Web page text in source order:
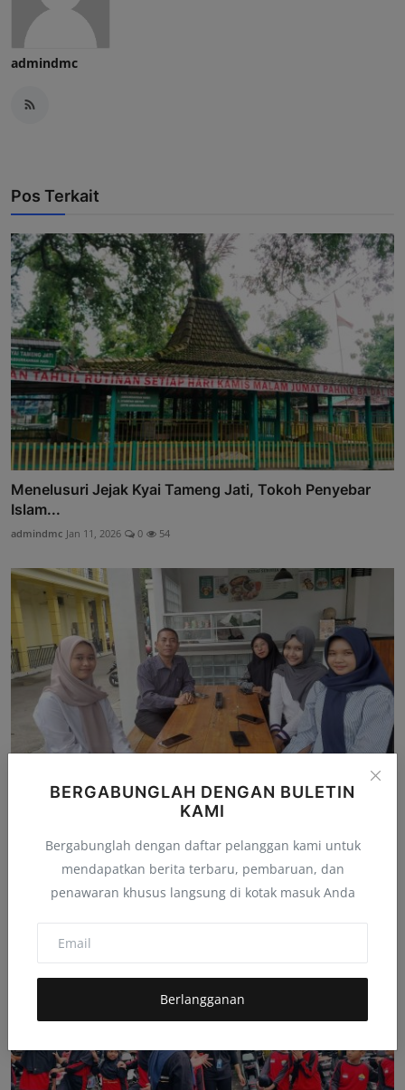
BERGABUNGLAH DENGAN BULETIN
KAMI
Bergabunglah dengan daftar pelanggan kami untuk
mendapatkan berita terbaru, pembaruan, dan
penawaran khusus langsung di kotak masuk Anda
Berlangganan
admindmc
Pos Terkait
Menelusuri Jejak Kyai Tameng Jati, Tokoh Penyebar
Islam...
admindmc Jan 11, 2026 0 54
Pelu...
Des 26, 2025 0 51